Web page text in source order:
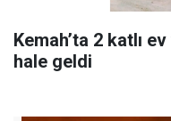
Kemah’ta 2 katlı
hale geldi